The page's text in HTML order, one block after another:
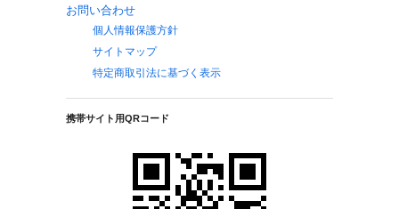
お問い合わせ
個人情報保護方針
サイトマップ
特定商取引法に基づく表示
携帯サイト用QRコード